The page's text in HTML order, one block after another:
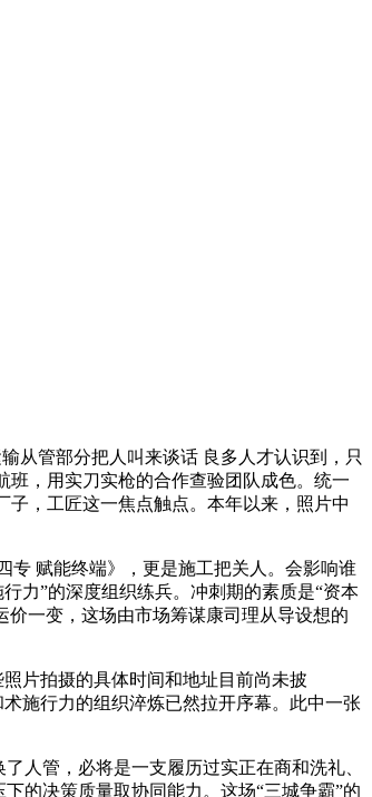
管部分把人叫来谈话 良多人才认识到，只
，用实刀实枪的合作查验团队成色。统一
，工匠这一焦点触点。本年以来，照片中
赋能终端》，更是施工把关人。会影响谁
力”的深度组织练兵。冲刺期的素质是“资本
一变，这场由市场筹谋康司理从导设想的
片拍摄的具体时间和地址目前尚未披
施行力的组织淬炼已然拉开序幕。此中一张
管，必将是一支履历过实正在商和洗礼、
的决策质量取协同能力。这场“三城争霸”的